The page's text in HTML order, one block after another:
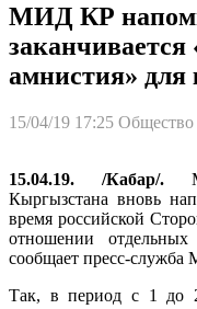
МИД КР
амнистия»
15/04/19 17:25 Общество
15.04.19. /Кабар/.
Кыргызстана вновь
время российской
отношении
сообщает пресс-
Так, в период с 1 до